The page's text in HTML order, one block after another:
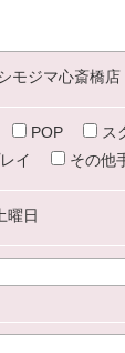
モジマ心斎橋店
POP
ス
イ その他
曜日